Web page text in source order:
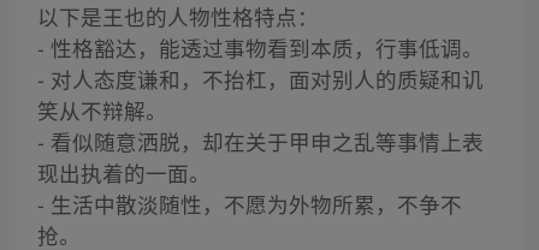
以下是王也的人物性格特点：
- 性格豁达，能透过事物看到本质，行事低调。
- 对人态度谦和，不抬杠，面对别人的质疑和讥
笑从不辩解。
- 看似随意洒脱，却在关于甲申之乱等事情上表
现出执着的一面。
- 生活中散淡随性，不愿为外物所累，不争不
抢。